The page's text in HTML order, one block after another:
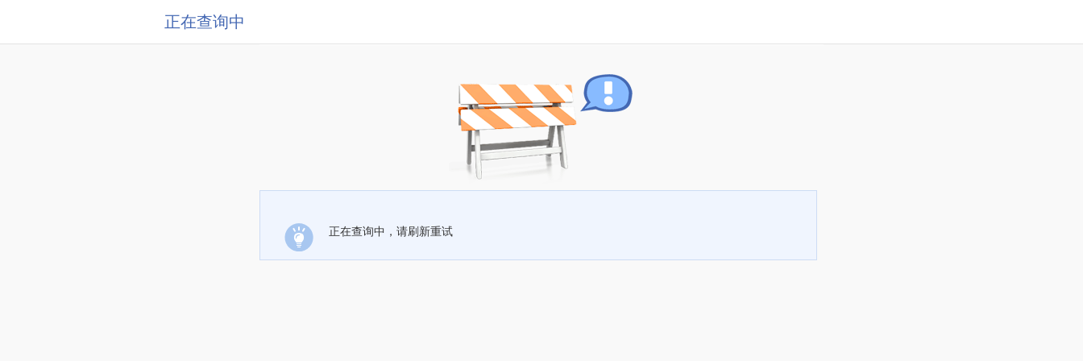
正在查询中
正在查询中，请刷新重试